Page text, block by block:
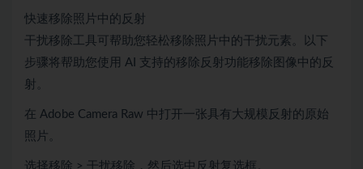
快速移除照片中的反射
干扰移除工具可帮助您轻松移除照片中的干扰元素。以下
步骤将帮助您使用 AI 支持的移除反射功能移除图像中的反
射。
在 Adobe Camera Raw 中打开一张具有大规模反射的原始
照片。
选择移除 > 干扰移除，然后选中反射复选框。